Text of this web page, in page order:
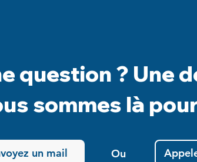
question ? Une
sommes là
un mail Ou